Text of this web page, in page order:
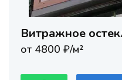
Витражное
от 4800 ₽/м²